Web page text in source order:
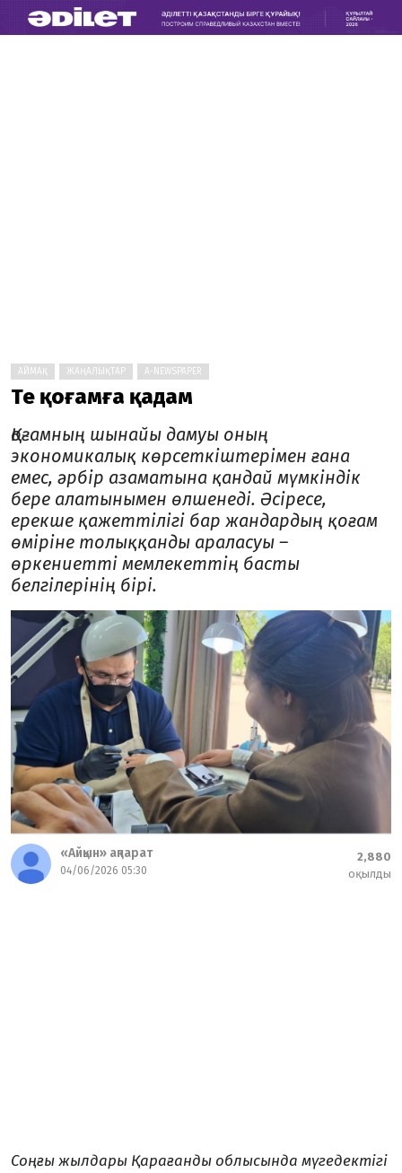
АЙМАҚ ЖАҢАЛЫҚТАР A-NEWSPAPER
Тең қоғамға қадам
Қоғамның шынайы дамуы оның
экономикалық көрсеткіштерімен ғана
емес, әрбір азаматына қандай мүмкіндік
бере алатынымен өлшенеді. Әсіресе,
ерекше қажеттілігі бар жандардың қоғам
өміріне толыққанды араласуы –
өркениетті мемлекеттің басты
белгілерінің бірі.
«Айқын» ақпарат
04/06/2026 05:30
2,880
оқылды
Соңғы жылдары Қарағанды облысында мүгедектігі